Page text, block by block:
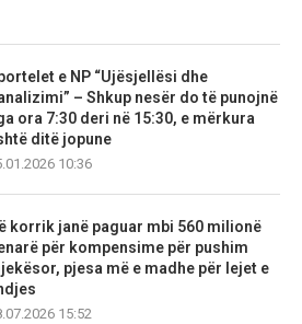
e NP “Ujësjellësi dhe
– Shkup nesër do të punojnë
ora 7:30 deri në 15:30, e mërkura
ditë jopune
10:36
korrik janë paguar mbi 560 milionë
për kompensime për pushim
pjesa më e madhe për lejet e
15:52